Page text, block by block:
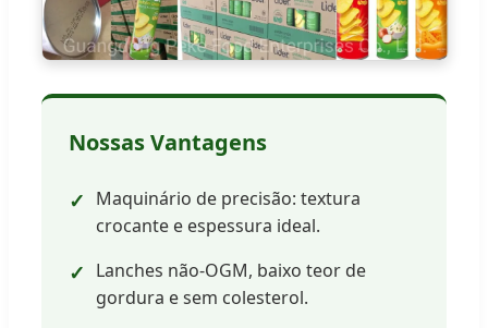
Nossas Vantagens
Maquinário de precisão: textura
crocante e espessura ideal.
Lanches não-OGM, baixo teor de
gordura e sem colesterol.